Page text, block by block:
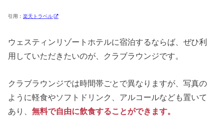
引用：楽天トラベル
ウェスティンリゾートホテルに宿泊するならば、ぜひ利
用していただきたいのが、クラブラウンジです。
クラブラウンジでは時間帯ごとで異なりますが、写真の
ように軽食やソフトドリンク、アルコールなども置いて
あり、無料で自由に飲食することができます。